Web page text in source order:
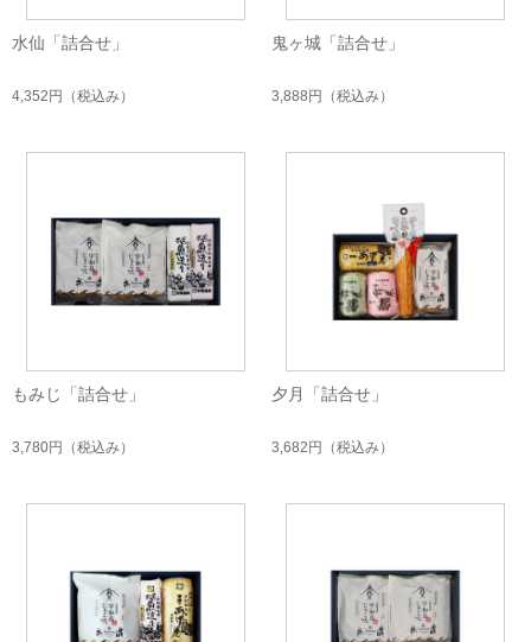
水仙「詰合せ」
4,352円 （税込み）
鬼ヶ城「詰合せ」
3,888円 （税込み）
もみじ「詰合せ」
3,780円 （税込み）
夕月「詰合せ」
3,682円 （税込み）